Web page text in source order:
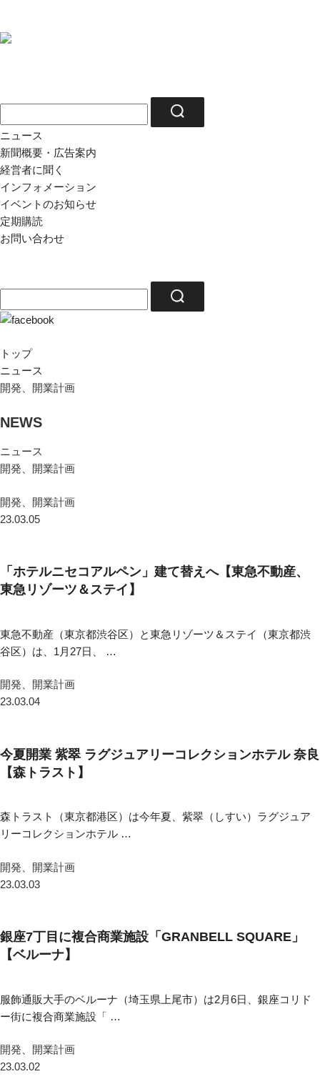
ニュース
新聞概要・広告案内
経営者に聞く
インフォメーション
イベントのお知らせ
定期購読
お問い合わせ
トップ
ニュース
開発、開業計画
NEWS
ニュース
開発、開業計画
開発、開業計画
23.03.05
「ホテルニセコアルペン」建て替えへ【東急不動産、
東急リゾーツ＆ステイ】
東急不動産（東京都渋谷区）と東急リゾーツ＆ステイ（東京都渋
谷区）は、1月27日、 …
開発、開業計画
23.03.04
今夏開業 紫翠 ラグジュアリーコレクションホテル 奈良
【森トラスト】
森トラスト（東京都港区）は今年夏、紫翠（しすい）ラグジュア
リーコレクションホテル …
開発、開業計画
23.03.03
銀座7丁目に複合商業施設「GRANBELL SQUARE」
【ベルーナ】
服飾通販大手のベルーナ（埼玉県上尾市）は2月6日、銀座コリド
ー街に複合商業施設「 …
開発、開業計画
23.03.02